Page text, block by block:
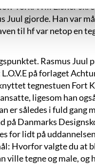
York. Will Eisner
Juul gjorde. Han var
til hf var netop en
Rasmus Juul
på forlaget
tegnestuen Fort
ligesom han
er således i fuld gang
på Danmarks
for lidt på
Hvorfor valgte du at
ville tegne og male, og